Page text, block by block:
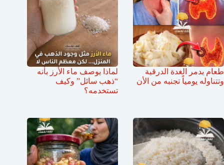
طعام يدمر الغدة الدرقية
وتتناوله يومياً تجنبه من الأن
لماذا يوصف ماء الأرز بأنه
“ذهب سائل” وكيف
تستخدمه؟